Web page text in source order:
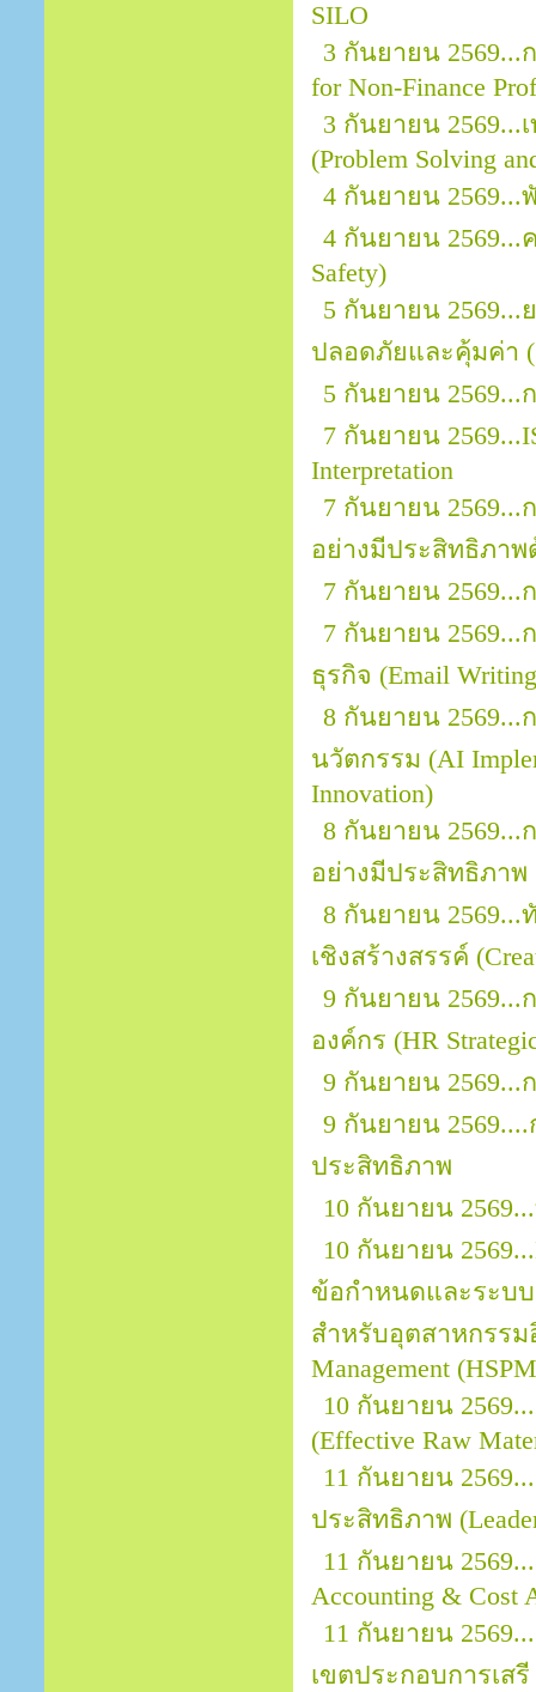
SILO
3 กันยายน 2569...
for Non-Finance
3 กันยายน
(Problem Solving
4 กันยายน
4 กันยายน 2569...
Safety)
5 กันยายน
ปลอดภัยและคุ้มค่า
5 กันยายน 2569...
7 กันยายน
Interpretation
7 กันยายน
อย่างมีประสิทธิภาพ
7 กันยายน 2569...
7 กันยายน 2569...
ธุรกิจ (Email
8 กันยายน 2569...
นวัตกรรม (AI
Innovation)
8 กันยายน
อย่างมีประสิทธิภาพ
8 กันยายน
เชิงสร้างสรรค์
9 กันยายน
องค์กร (HR
9 กันยายน
9 กันยายน
ประสิทธิภาพ
10 กันยายน
10 กันยายน
ข้อกำหนดและระบบ
สำหรับอุตสาหกรรมอิ
Management
10 กันยายน
(Effective Raw
11 กันยายน
ประสิทธิภาพ
11 กันยายน
Accounting & Cost
11 กันยายน
เขตประกอบการเสรี